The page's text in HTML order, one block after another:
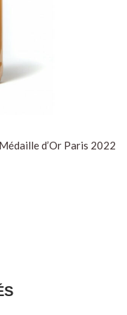
d’Or Paris 2022